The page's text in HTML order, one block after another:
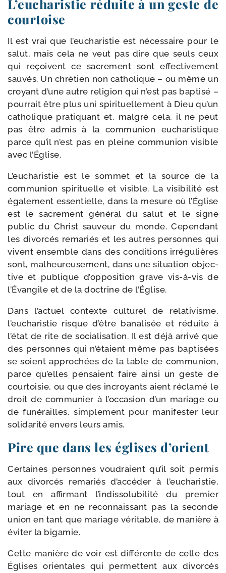
L’eucharistie réduite à un geste de
courtoise
Il est vrai que l’eucharistie est néces­saire pour le
salut, mais cela ne veut pas dire que seuls ceux
qui reçoivent ce sacre­ment sont effec­ti­ve­ment
sau­vés. Un chré­tien non catho­lique – ou même un
croyant d’une autre reli­gion qui n’est pas bap­ti­sé –
pour­rait être plus uni spi­ri­tuel­le­ment à Dieu qu’un
catho­lique pra­ti­quant et, mal­gré cela, il ne peut
pas être admis à la com­mu­nion eucha­ris­tique
parce qu’il n’est pas en pleine com­mu­nion visible
avec l’Église.
L’eucharistie est le som­met et la source de la
com­mu­nion spi­ri­tuelle et visible. La visi­bi­li­té est
éga­le­ment essen­tielle, dans la mesure où l’Église
est le sacre­ment géné­ral du salut et le signe
public du Christ sau­veur du monde. Cependant
les divor­cés rema­riés et les autres per­sonnes qui
vivent ensemble dans des condi­tions irré­gu­lières
sont, mal­heu­reu­se­ment, dans une situa­tion objec­
tive et publique d’opposition grave vis-​à-​vis de
l’Évangile et de la doc­trine de l’Église.
Dans l’actuel contexte cultu­rel de rela­ti­visme,
l’eucharistie risque d’être bana­li­sée et réduite à
l’état de rite de socia­li­sa­tion. Il est déjà arri­vé que
des per­sonnes qui n’étaient même pas bap­ti­sées
se soient appro­chées de la table de com­mu­nion,
parce qu’elles pen­saient faire ain­si un geste de
cour­toi­sie, ou que des incroyants aient récla­mé le
droit de com­mu­nier à l’occasion d’un mariage ou
de funé­railles, sim­ple­ment pour mani­fes­ter leur
soli­da­ri­té envers leurs amis.
Pire que dans les églises d’orient
Certaines per­sonnes vou­draient qu’il soit per­mis
aux divor­cés rema­riés d’accéder à l’eucharistie,
tout en affir­mant l’indissolubilité du pre­mier
mariage et en ne recon­nais­sant pas la seconde
union en tant que mariage véri­table, de manière à
évi­ter la bigamie.
Cette manière de voir est dif­fé­rente de celle des
Églises orien­tales qui per­mettent aux divor­cés